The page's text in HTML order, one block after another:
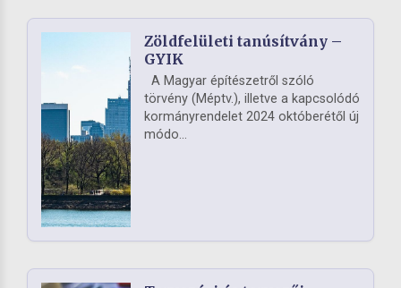
Zöldfelületi tanúsítvány –
GYIK
A Magyar építészetről szóló
törvény (Méptv.), illetve a kapcsolódó
kormányrendelet 2024 októberétől új
módo...